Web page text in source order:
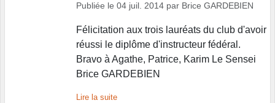
Publiée le 04 juil. 2014 par Brice GARDEBIEN
Félicitation aux trois lauréats du club d'avoir
réussi le diplôme d'instructeur fédéral.
Bravo à Agathe, Patrice, Karim Le Sensei
Brice GARDEBIEN
Lire la suite